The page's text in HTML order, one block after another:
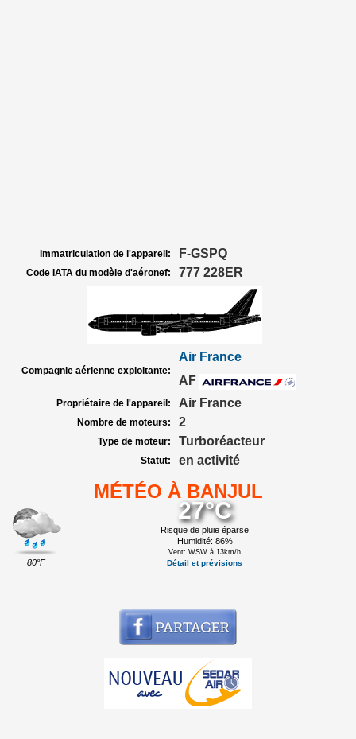
Immatriculation de l'appareil: F-GSPQ
Code IATA du modèle d'aéronef: 777 228ER
Compagnie aérienne exploitante:
Air France
AF
Propriétaire de l'appareil: Air France
Nombre de moteurs: 2
Type de moteur: Turboréacteur
Statut: en activité
MÉTÉO À BANJUL
80°F
27°C
Risque de pluie éparse
Humidité: 86%
Vent: WSW à 13km/h
Détail et prévisions